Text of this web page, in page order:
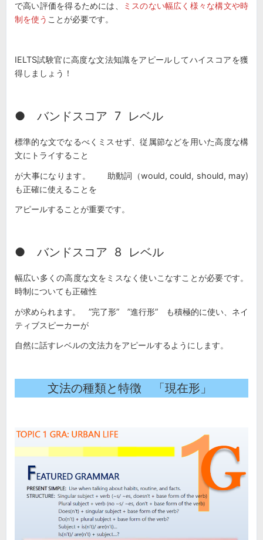
で高い評価を得るためには、
ミスのない幅広く様々な構文や時
制を使う ことが必要です。
IELTS試験官に高度な文法知識をアピールしてハイスコアを獲
得しましょう！
● バンドスコア 7 レベル
標準的な文でなるべくミスせず、従属節などを用いた高度な構
文にトライすること
が大事になります。 助動詞（would, could, should, may)
も正確に使えることを
アピールすることが重要です。
● バンドスコア 8 レベル
幅広い多くの高度な文をミスなく使いこなすことが必要です。
時制についても正確性
が求められます。 ”完了形” ”進行形” も積極的に使い、ネイ
ティブスピーカーが
自然に話すレベルの文法力をアピールするようにします。
文法の種類と特徴 「現在形」